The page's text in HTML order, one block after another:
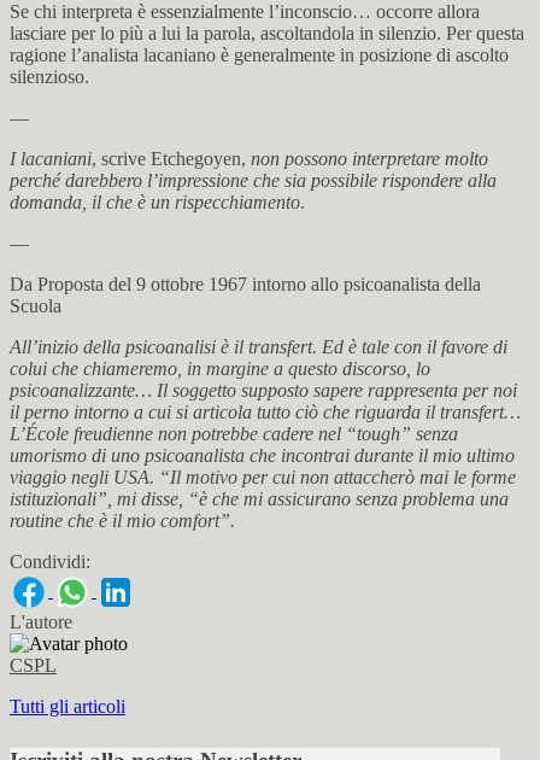
Se chi interpreta è essenzialmente l’inconscio… occorre allora
lasciare per lo più a lui la parola, ascoltandola in silenzio. Per questa
ragione l’analista lacaniano è generalmente in posizione di ascolto
silenzioso.
—
I lacaniani, scrive Etchegoyen, non possono interpretare molto
perché darebbero l’impressione che sia possibile rispondere alla
domanda, il che è un rispecchiamento.
—
Da Proposta del 9 ottobre 1967 intorno allo psicoanalista della
Scuola
All’inizio della psicoanalisi è il transfert. Ed è tale con il favore di
colui che chiameremo, in margine a questo discorso, lo
psicoanalizzante… Il soggetto supposto sapere rappresenta per noi
il perno intorno a cui si articola tutto ciò che riguarda il transfert…
L’École freudienne non potrebbe cadere nel “tough” senza
umorismo di uno psicoanalista che incontrai durante il mio ultimo
viaggio negli USA. “Il motivo per cui non attaccherò mai le forme
istituzionali”, mi disse, “è che mi assicurano senza problema una
routine che è il mio comfort”.
Condividi:
L'autore
CSPL
Tutti gli articoli